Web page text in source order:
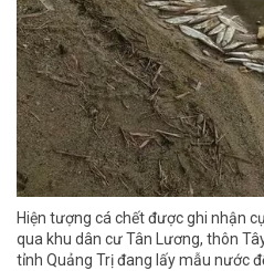
Hiện tượng cá chết được ghi nhận
qua khu dân cư Tân Lương, thôn
tỉnh Quảng Trị đang lấy mẫu nước